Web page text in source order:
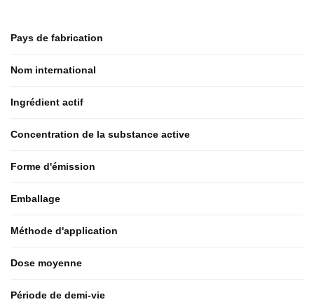
Pays de fabrication
Nom international
Ingrédient actif
Concentration de la substance active
Forme d'émission
Emballage
Méthode d'application
Dose moyenne
Période de demi-vie